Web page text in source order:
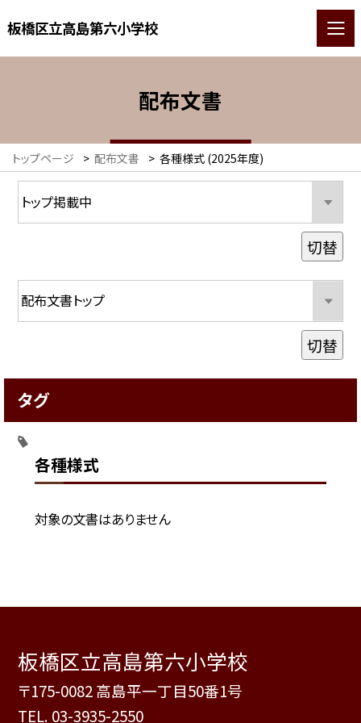
板橋区立高島第六小学校
配布文書
トップページ > 配布文書 > 各種様式 (2025年度)
各種様式
対象の文書はありません
切替
切替
タグ
板橋区立高島第六小学校
〒175-0082 高島平一丁目50番1号
TEL. 03-3935-2550